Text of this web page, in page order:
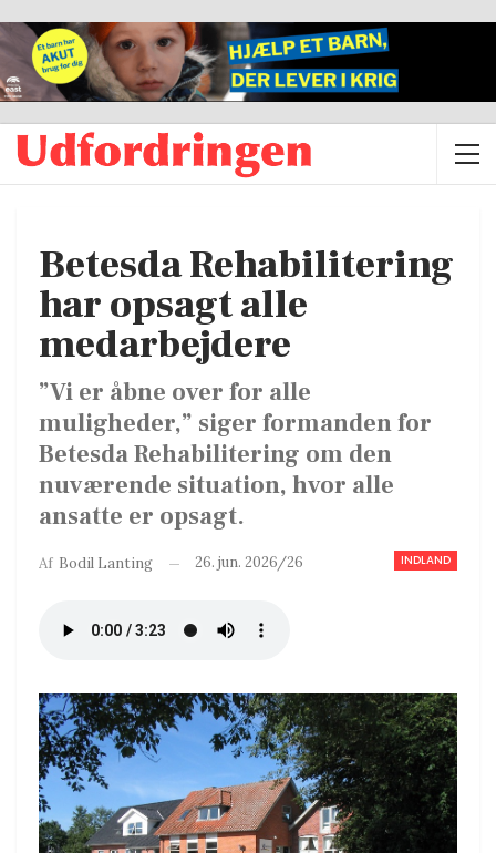
Betesda Rehabilitering
har opsagt alle
medarbejdere
”Vi er åbne over for alle
muligheder,” siger formanden for
Betesda Rehabilitering om den
nuværende situation, hvor alle
ansatte er opsagt.
INDLAND
Af Bodil Lanting 26. jun. 2026/26